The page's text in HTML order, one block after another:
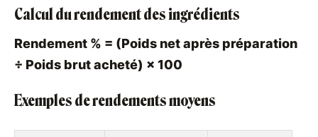
Calcul du rendement des ingrédients
Rendement % = (Poids net après préparation
÷ Poids brut acheté) × 100
Exemples de rendements moyens